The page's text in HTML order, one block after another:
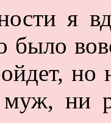
я
было
но
ни